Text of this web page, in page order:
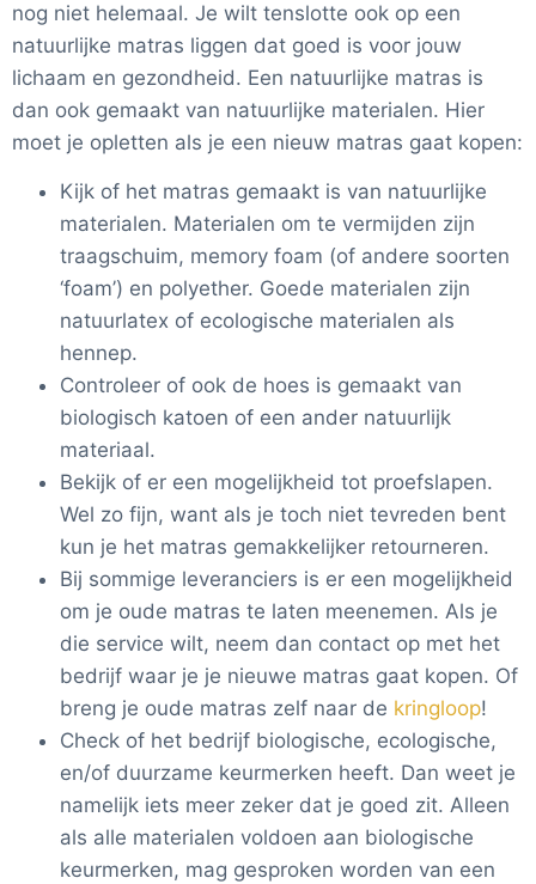
nog niet helemaal. Je wilt tenslotte ook op een
natuurlijke matras liggen dat goed is voor jouw
lichaam en gezondheid. Een natuurlijke matras is
dan ook gemaakt van natuurlijke materialen. Hier
moet je opletten als je een nieuw matras gaat kopen:
Kijk of het matras gemaakt is van natuurlijke
materialen. Materialen om te vermijden zijn
traagschuim, memory foam (of andere soorten
‘foam’) en polyether. Goede materialen zijn
natuurlatex of ecologische materialen als
hennep.
Controleer of ook de hoes is gemaakt van
biologisch katoen of een ander natuurlijk
materiaal.
Bekijk of er een mogelijkheid tot proefslapen.
Wel zo fijn, want als je toch niet tevreden bent
kun je het matras gemakkelijker retourneren.
Bij sommige leveranciers is er een mogelijkheid
om je oude matras te laten meenemen. Als je
die service wilt, neem dan contact op met het
bedrijf waar je je nieuwe matras gaat kopen. Of
breng je oude matras zelf naar de kringloop!
Check of het bedrijf biologische, ecologische,
en/of duurzame keurmerken heeft. Dan weet je
namelijk iets meer zeker dat je goed zit. Alleen
als alle materialen voldoen aan biologische
keurmerken, mag gesproken worden van een